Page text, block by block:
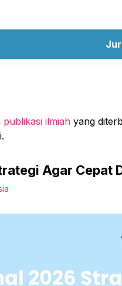
publikasi ilmiah yang
Agar Cepat